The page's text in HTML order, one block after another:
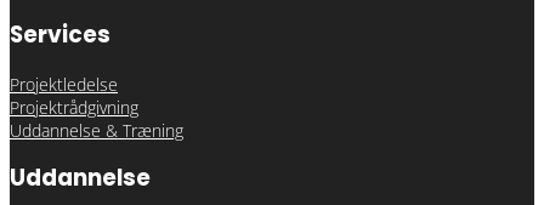
Services
Projektledelse
Projektrådgivning
Uddannelse & Træning
Uddannelse